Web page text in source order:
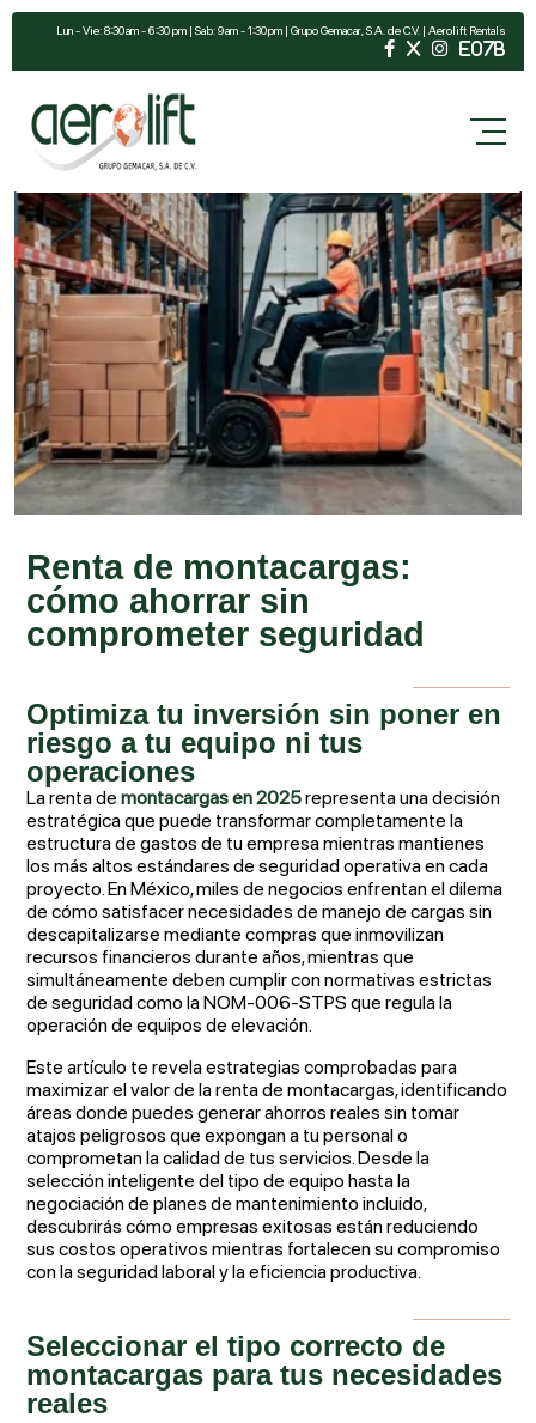
Lun - Vie: 8:30 am - 6:30 pm | Sab: 9 am - 1:30 pm | Grupo Gemacar, S.A. de C.V. | Aerolift Rentals
Renta de montacargas:
cómo ahorrar sin
comprometer seguridad
Optimiza tu inversión sin poner en
riesgo a tu equipo ni tus
operaciones
La renta de montacargas en 2025representa una decisión
estratégica que puede transformar completamente la
estructura de gastos de tu empresa mientras mantienes
los más altos estándares de seguridad operativa en cada
proyecto. En México, miles de negocios enfrentan el dilema
de cómo satisfacer necesidades de manejo de cargas sin
descapitalizarse mediante compras que inmovilizan
recursos financieros durante años, mientras que
simultáneamente deben cumplir con normativas estrictas
de seguridad como la NOM-006-STPS que regula la
operación de equipos de elevación.
Este artículo te revela estrategias comprobadas para
maximizar el valor de la renta de montacargas, identificando
áreas donde puedes generar ahorros reales sin tomar
atajos peligrosos que expongan a tu personal o
comprometan la calidad de tus servicios. Desde la
selección inteligente del tipo de equipo hasta la
negociación de planes de mantenimiento incluido,
descubrirás cómo empresas exitosas están reduciendo
sus costos operativos mientras fortalecen su compromiso
con la seguridad laboral y la eficiencia productiva.
Seleccionar el tipo correcto de
montacargas para tus necesidades
reales